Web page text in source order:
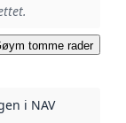
tomme rader
i NAV